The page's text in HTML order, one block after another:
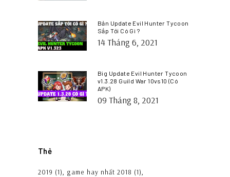
Bản Update Evil Hunter Tycoon
Sắp Tới Có Gì ?
14 Tháng 6, 2021
Big Update Evil Hunter Tycoon
v1.3.28 Guild War 10vs10 (Có
APK)
09 Tháng 8, 2021
Thẻ
2019 (1) game hay nhất 2018 (1)